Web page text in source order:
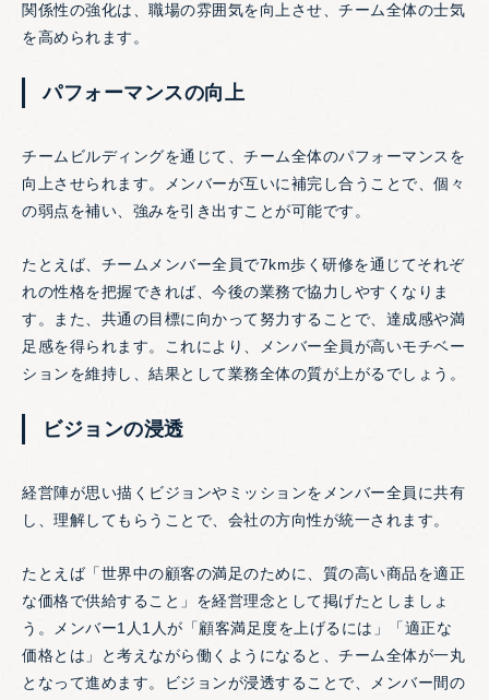
関係性の強化は、職場の雰囲気を向上させ、チーム全体の士気
を高められます。
パフォーマンスの向上
チームビルディングを通じて、チーム全体のパフォーマンスを
向上させられます。メンバーが互いに補完し合うことで、個々
の弱点を補い、強みを引き出すことが可能です。
たとえば、チームメンバー全員で7km歩く研修を通じてそれぞ
れの性格を把握できれば、今後の業務で協力しやすくなりま
す。また、共通の目標に向かって努力することで、達成感や満
足感を得られます。これにより、メンバー全員が高いモチベー
ションを維持し、結果として業務全体の質が上がるでしょう。
ビジョンの浸透
経営陣が思い描くビジョンやミッションをメンバー全員に共有
し、理解してもらうことで、会社の方向性が統一されます。
たとえば「世界中の顧客の満足のために、質の高い商品を適正
な価格で供給すること」を経営理念として掲げたとしましょ
う。メンバー1人1人が「顧客満足度を上げるには」「適正な
価格とは」と考えながら働くようになると、チーム全体が一丸
となって進めます。ビジョンが浸透することで、メンバー間の